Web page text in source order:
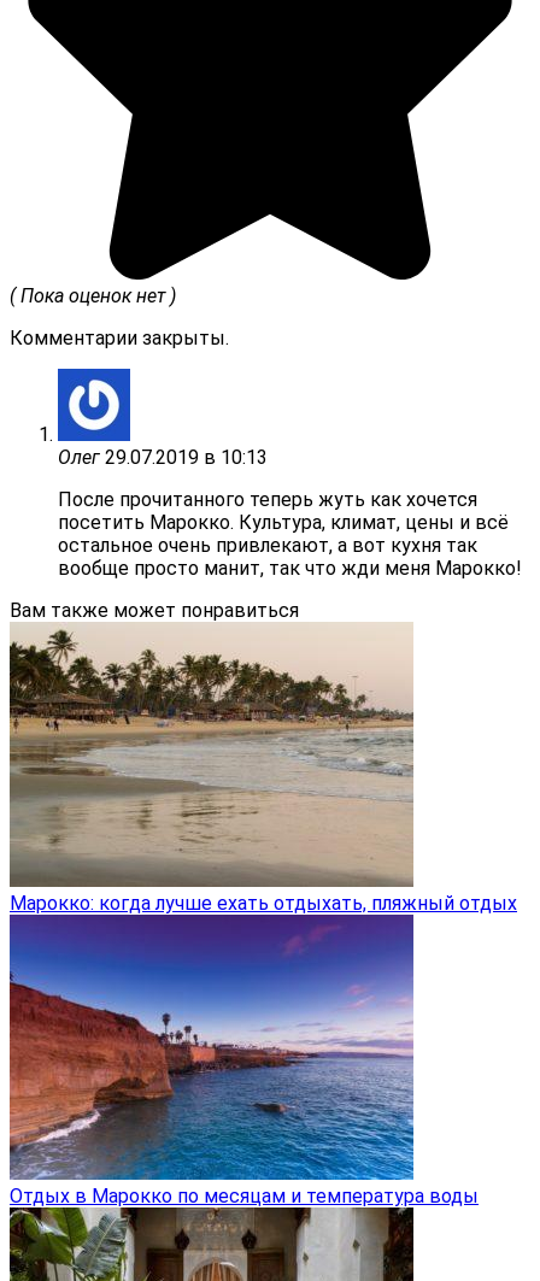
( Пока оценок нет )
Комментарии закрыты.
Олег 29.07.2019 в 10:13
После прочитанного теперь жуть как хочется
посетить Марокко. Культура, климат, цены и всё
остальное очень привлекают, а вот кухня так
вообще просто манит, так что жди меня Марокко!
Вам также может понравиться
Марокко: когда лучше ехать отдыхать, пляжный отдых
Отдых в Марокко по месяцам и температура воды